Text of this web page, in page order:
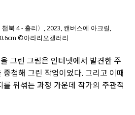
북 4 - 홀리〉, 2023, 캔버스에 아크릴,
©아라리오갤러리
그린 그림은 인터넷에서 발견한 주
첩해 그린 작업이었다. 그리고 이때
뒤섞는 과정 가운데 작가의 주관적